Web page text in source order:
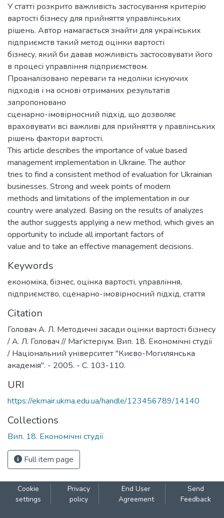
У статті розкрито важливість застосування критерію
вартості бізнесу для прийняття управлінських
рішень. Автор намагається знайти для українських
підприємств такий метод оцінки вартості
бізнесу, який би давав можливість застосовувати його
в процесі управління підприємством.
Проаналізовано переваги та недоліки існуючих
підходів і на основі отриманих результатів
запропоновано
сценарно-імовірносний підхід, що дозволяє
враховувати всі важливі для прийняття у правлінських
рішень фактори вартості.
This article describes the importance of value based
management implementation in Ukraine. The author
tries to find a consistent method of evaluation for Ukrainian
businesses. Strong and week points of modern
methods and limitations of the implementation in our
country were analyzed. Basing on the results of analyzes
the author suggests applying a new method, which gives an
opportunity to include all important factors of
value and to take an effective management decisions.
Keywords
економіка, бізнес, оцінка вартості, управління,
підприємство, сценарно-імовірносний підхід, стаття
Citation
Головач А. Л. Методичні засади оцінки вартості бізнесу
/ А. Л. Головач // Маґістеріум. Вип. 18. Економічні студії
/ Національний університет "Києво-Могилянська
академія". - 2005. - С. 103-110.
URI
https://ekmair.ukma.edu.ua/handle/123456789/14140
Collections
Вип. 18. Економічні студії
Full item page
Cookie
settings
Privacy
policy
End User
Agreement
Send
Feedback